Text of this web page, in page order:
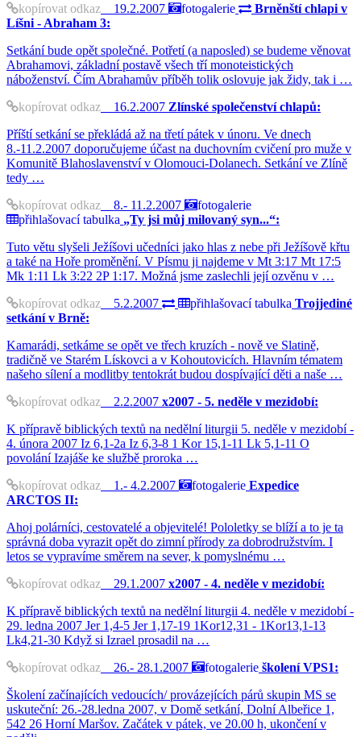
kopírovat odkaz 19.2.2007 fotogalerie
Brněnští chlapi v
Líšni - Abraham 3:
Setkání bude opět společné. Potřetí (a naposled) se budeme věnovat
Abrahamovi, základní postavě všech tří monoteistických
náboženství. Čím Abrahamův příběh tolik oslovuje jak židy, tak i …
kopírovat odkaz 16.2.2007 Zlínské společenství chlapů:
Příští setkání se překládá až na třetí pátek v únoru. Ve dnech
8.-11.2.2007 doporučujeme účast na duchovním cvičení pro muže v
Komunitě Blahoslavenství v Olomouci-Dolanech. Setkání ve Zlíně
tedy …
kopírovat odkaz 8.- 11.2.2007
fotogalerie
přihlašovací tabulka „Ty jsi můj milovaný syn...“:
Tuto větu slyšeli Ježíšovi učedníci jako hlas z nebe při Ježíšově křtu
a také na Hoře proměnění. V Písmu ji najdeme v Mt 3:17 Mt 17:5
Mk 1:11 Lk 3:22 2P 1:17. Možná jsme zaslechli její ozvěnu v …
kopírovat odkaz 5.2.2007 přihlašovací tabulka Trojjediné
setkání v Brně:
Kamarádi, setkáme se opět ve třech kruzích - nově ve Slatině,
tradičně ve Starém Lískovci a v Kohoutovicích. Hlavním tématem
našeho sílení a modlitby tentokrát budou dospívající děti a naše …
kopírovat odkaz 2.2.2007 x2007 - 5. neděle v mezidobí:
K přípravě biblických textů na nedělní liturgii 5. neděle v mezidobí -
4. února 2007 Iz 6,1-2a Iz 6,3-8 1 Kor 15,1-11 Lk 5,1-11 O
povolání Izajáše ke službě proroka …
kopírovat odkaz 1.- 4.2.2007 fotogalerie Expedice
ARCTOS II:
Ahoj polárníci, cestovatelé a objevitelé! Pololetky se blíží a to je ta
správná doba vyrazit opět do zimní přírody za dobrodružstvím. I
letos se vypravíme směrem na sever, k pomyslnému …
kopírovat odkaz 29.1.2007 x2007 - 4. neděle v mezidobí:
K přípravě biblických textů na nedělní liturgii 4. neděle v mezidobí -
29. ledna 2007 Jer 1,4-5 Jer 1,17-19 1Kor12,31 - 1Kor13,1-13
Lk4,21-30 Když si Izrael prosadil na …
kopírovat odkaz 26.- 28.1.2007 fotogalerie školení VPS1:
Školení začínajících vedoucích/ provázejících párů skupin MS se
uskuteční: 26.-28.ledna 2007, v Domě setkání, Dolní Albeřice 1,
542 26 Horní Maršov. Začátek v pátek, ve 20.00 h, ukončení v